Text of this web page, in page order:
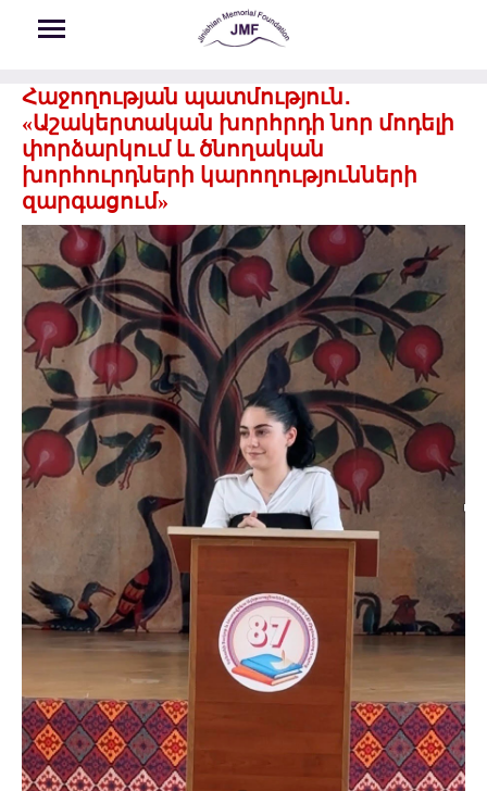
Հաջողության պատմություն․
«Աշակերտական խորհրդի նոր մոդելի
փորձարկում և ծնողական
խորհուրդների կարողությունների
զարգացում»